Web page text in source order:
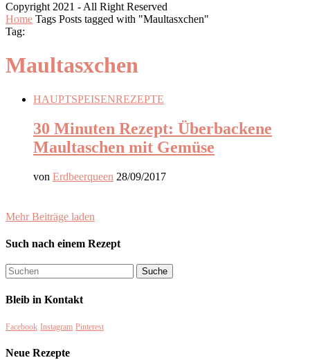
Copyright 2021 - All Right Reserved
Home Tags Posts tagged with "Maultasxchen"
Tag:
Maultasxchen
HAUPTSPEISENREZEPTE
30 Minuten Rezept: Überbackene
Maultaschen mit Gemüse
von Erdbeerqueen 28/09/2017
Mehr Beiträge laden
Such nach einem Rezept
Bleib in Kontakt
Facebook Instagram Pinterest
Neue Rezepte